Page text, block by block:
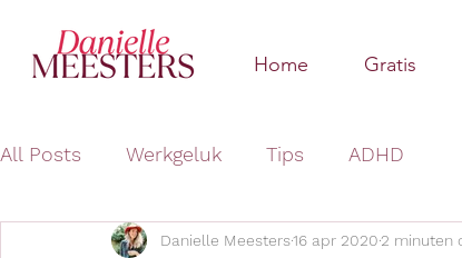
Home Gratis
All Posts Werkgeluk Tips ADHD
Danielle Meesters16 apr 20202 minuten